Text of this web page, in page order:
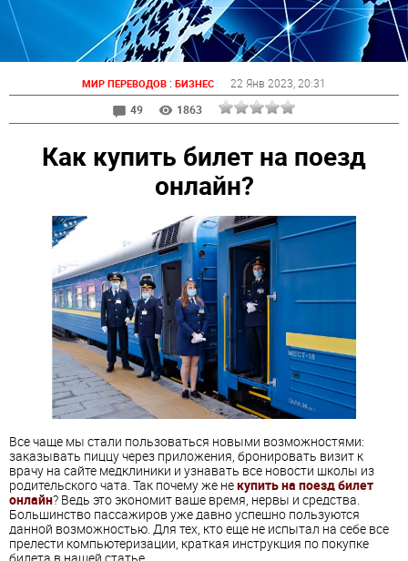
МИР ПЕРЕВОДОВ : БИЗНЕС 22 Янв 2023 , 20:31
49
1863
Как купить билет на поезд
онлайн?
Все чаще мы стали пользоваться новыми возможностями:
заказывать пиццу через приложения, бронировать визит к
врачу на сайте медклиники и узнавать все новости школы из
родительского чата. Так почему же некупить на поезд билет
онлайн? Ведь это экономит ваше время, нервы и средства.
Большинство пассажиров уже давно успешно пользуются
данной возможностью. Для тех, кто еще не испытал на себе все
прелести компьютеризации, краткая инструкция по покупке